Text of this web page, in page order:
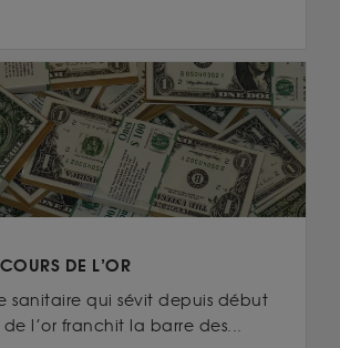
DE L’OR
sanitaire qui sévit depuis début
de l’or franchit la barre des...